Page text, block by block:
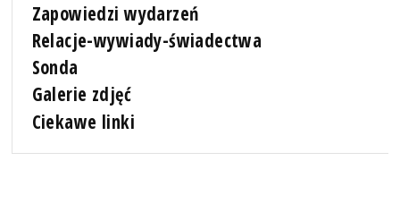
Zapowiedzi wydarzeń
Relacje-wywiady-świadectwa
Sonda
Galerie zdjęć
Ciekawe linki